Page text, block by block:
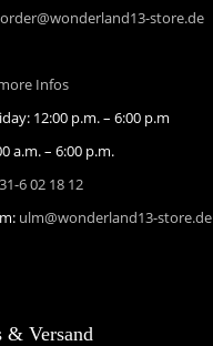
order@wonderland13-store.de
Infos
12:00 p.m. – 6:00 p.m
a.m. – 6:00 p.m.
6 02 18 12
ulm@wonderland13-store.de
& Versand